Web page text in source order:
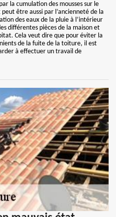
la cumulation des mousses sur le
être aussi par l’ancienneté de la
des eaux de la pluie à l’intérieur
différentes pièces de la maison et
Cela veut dire que pour éviter la
de la fuite de la toiture, il est
à effectuer un travail de